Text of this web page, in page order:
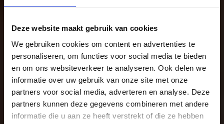
Deze website maakt gebruik van cookies
We gebruiken cookies om content en advertenties te
personaliseren, om functies voor social media te bieden
en om ons websiteverkeer te analyseren. Ook delen we
informatie over uw gebruik van onze site met onze
partners voor social media, adverteren en analyse. Deze
partners kunnen deze gegevens combineren met andere
informatie die u aan ze heeft verstrekt of die ze hebben
Composition and
Music Production
The study